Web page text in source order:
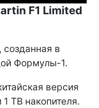
F1 Limited
в
Формулы-1.
версия
ТВ накопителя.